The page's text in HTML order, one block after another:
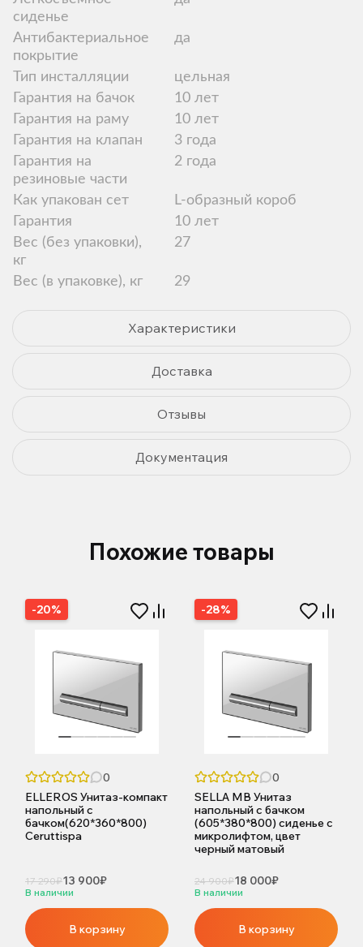
сиденье
Антибактериальное
покрытие
да
Тип инсталляции
цельная
Гарантия на бачок
10 лет
Гарантия на раму
10 лет
Гарантия на клапан
3 года
Гарантия на
резиновые части
2 года
Как упакован сет
L-образный короб
Гарантия
10 лет
Вес (без упаковки),
кг
27
Вес (в упаковке), кг 29
Характеристики
Доставка
Отзывы
Документация
Похожие товары
-20%
0
ELLEROS Унитаз-компакт
напольный с
бачком(620*360*800)
Ceruttispa
17 290₽13 900₽
В наличии
В корзину
-28%
0
SELLA MB Унитаз
напольный с бачком
(605*380*800) сиденье с
микролифтом, цвет
черный матовый
24 900₽18 000₽
В наличии
В корзину